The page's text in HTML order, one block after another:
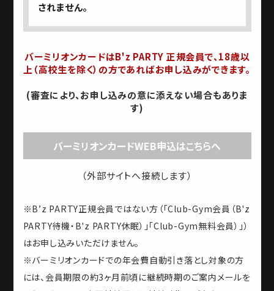
されません。
バーミリオンカードはB'z PARTY 正規会員で、18歳以
上（高校生を除く）の方であればお申し込みができます。
(審査により、お申し込みの意に添えない場合もありま
す)
バーミリオンカードWEB申込はこちらへ
（外部サイトへ接続します）
※B’z PARTY正規会員ではない方（「Club-Gym会員（B'z
PARTY待機・B'z PARTY休眠）」「Club-Gym無料会員）」）
はお申し込みいただけません。
※バーミリオンカードでの年会費自動引き落とし対象の方
には、会員期限の約3ヶ月前頃に継続時期のご案内メールを